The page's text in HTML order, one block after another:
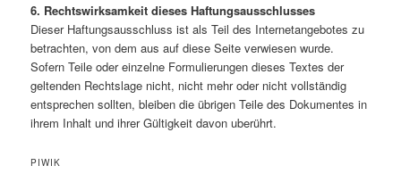
6. Rechtswirksamkeit dieses Haftungsausschlusses
Dieser Haftungsausschluss ist als Teil des Internetangebotes zu
betrachten, von dem aus auf diese Seite verwiesen wurde.
Sofern Teile oder einzelne Formulierungen dieses Textes der
geltenden Rechtslage nicht, nicht mehr oder nicht vollständig
entsprechen sollten, bleiben die übrigen Teile des Dokumentes in
ihrem Inhalt und ihrer Gültigkeit davon uberührt.
PIWIK